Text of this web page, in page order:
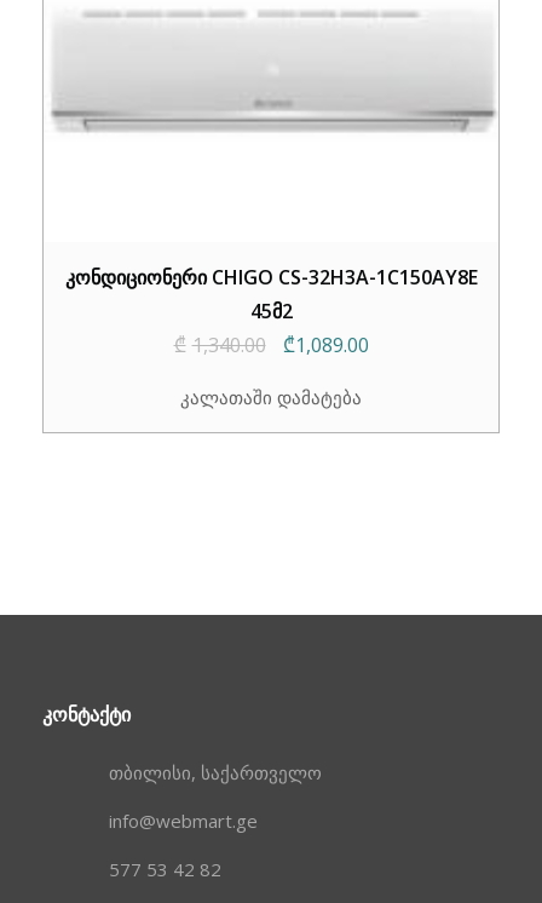
კონდიციონერი CHIGO CS-32H3A-1C150AY8E
45მ2
₾ 1,340.00
Original
was:
₾1,089.00Current
კალათაში დამატება
ᲙᲝᲜᲢᲐᲥᲢᲘ
თბილისი, საქართველო
info@webmart.ge
577 53 42 82